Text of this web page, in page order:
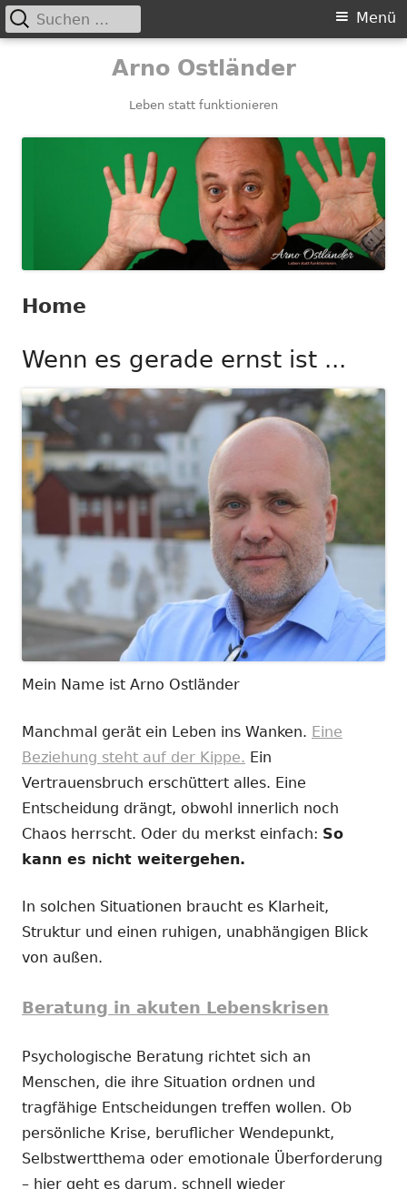
Arno Ostländer
Leben statt funktionieren
Primäres
Menü
Suchen
nach:
Home
Wenn es gerade ernst ist ...
Mein Name ist Arno Ostländer
Manchmal gerät ein Leben ins Wanken. Eine
Beziehung steht auf der Kippe. Ein
Vertrauensbruch erschüttert alles. Eine
Entscheidung drängt, obwohl innerlich noch
Chaos herrscht. Oder du merkst einfach: So
kann es nicht weitergehen.
In solchen Situationen braucht es Klarheit,
Struktur und einen ruhigen, unabhängigen Blick
von außen.
Beratung in akuten Lebenskrisen
Psychologische Beratung richtet sich an
Menschen, die ihre Situation ordnen und
tragfähige Entscheidungen treffen wollen. Ob
persönliche Krise, beruflicher Wendepunkt,
Selbstwertthema oder emotionale Überforderung
– hier geht es darum, schnell wieder